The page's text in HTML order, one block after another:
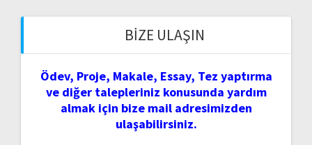
BIZE ULAŞIN
Ödev, Proje, Makale, Essay, Tez yaptırma
ve diğer talepleriniz konusunda yardım
almak için bize mail adresimizden
ulaşabilirsiniz.